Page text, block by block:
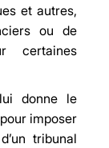
et autres,
ou de
certaines
donne le
imposer
tribunal